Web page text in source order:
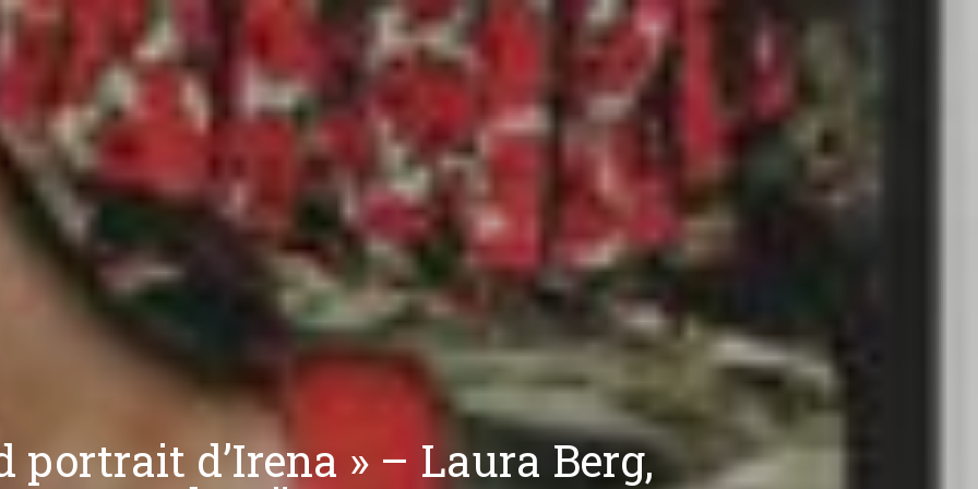
portrait d’Irena » – Laura Berg,